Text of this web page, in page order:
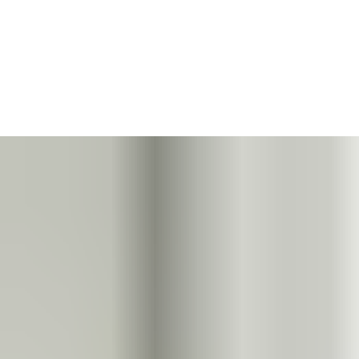
Nyní je tu všakčasově úsporné a pohodlné řešení: Aperio